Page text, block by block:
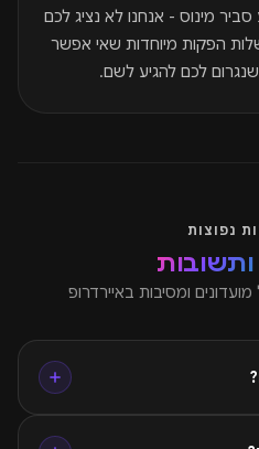
סביר מינוס - אנחנו לא נציג לכם
הפקות מיוחדות שאי אפשר
לכם להגיע לשם.
נפוצות
ותשובות
ומסיבות באיירדרופ